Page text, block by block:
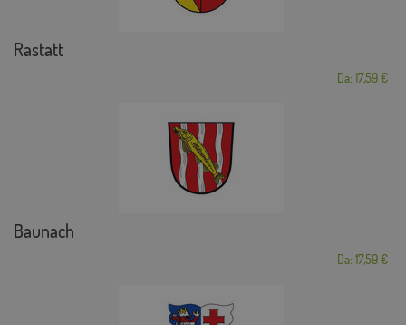
Rastatt
Da: 17,59 €
Baunach
Da: 17,59 €